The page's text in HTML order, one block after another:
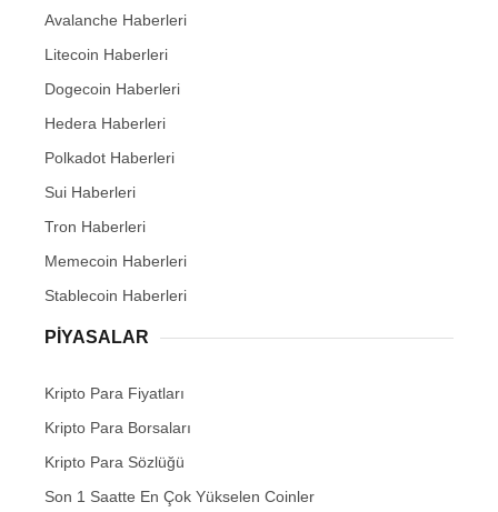
Avalanche Haberleri
Litecoin Haberleri
Dogecoin Haberleri
Hedera Haberleri
Polkadot Haberleri
Sui Haberleri
Tron Haberleri
Memecoin Haberleri
Stablecoin Haberleri
PIYASALAR
Kripto Para Fiyatları
Kripto Para Borsaları
Kripto Para Sözlüğü
Son 1 Saatte En Çok Yükselen Coinler